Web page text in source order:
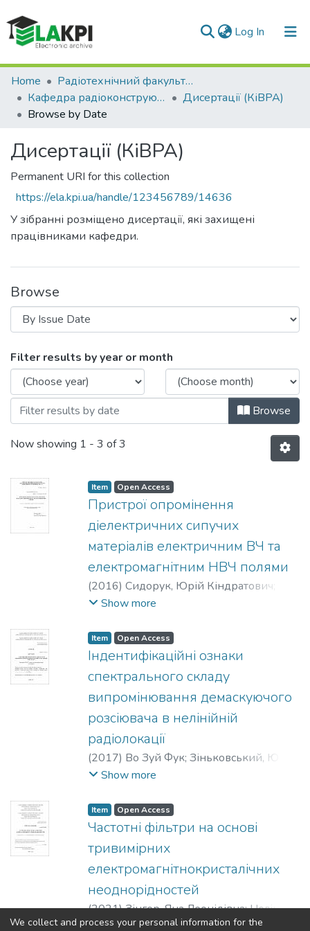
Log In (current)
Communities & Collections
All of DSpace
Home
Радіотехнічний факультет (РТФ)
Кафедра радіоконструювання та виробництва радіоапаратури (КіВРА)
Дисертації (КіВРА)
Browse by Date
Дисертації (КіВРА)
Permanent URI for this collection
https://ela.kpi.ua/handle/123456789/14636
У зібранні розміщено дисертації, які захищені
працівниками кафедри.
Browse
Browsing Дисертації (КіВРА) by Issue
Filter results by year or month
Browse
Now showing 1 - 3 of 3
Item Open Access
Пристрої опромінення
діелектричних сипучих
матеріалів електричним ВЧ та
електромагнітним НВЧ полями
(2016) Сидорук, Юрій Кіндратович
Зіньковський, Юрій Францевич
виробництва радіоапаратури
Радіотехнічний факультет
України "Київський політехнічний
інститут"
Show more
Item Open Access
Індентифікаційні ознаки
спектрального складу
випромінювання демаскуючого
розсіювача в нелінійній
радіолокації
(2017) Во Зуй Фук; Зіньковський, Юрій
Францевич
Show more
Item Open Access
Частотні фільтри на основі
тривимірних
електромагнітнокристалічних
неоднорідностей
(2021)Зінгер, Яна Леонідівна;Нелін,
Євгеній Андрійович
Show more
We collect and process your personal information for the